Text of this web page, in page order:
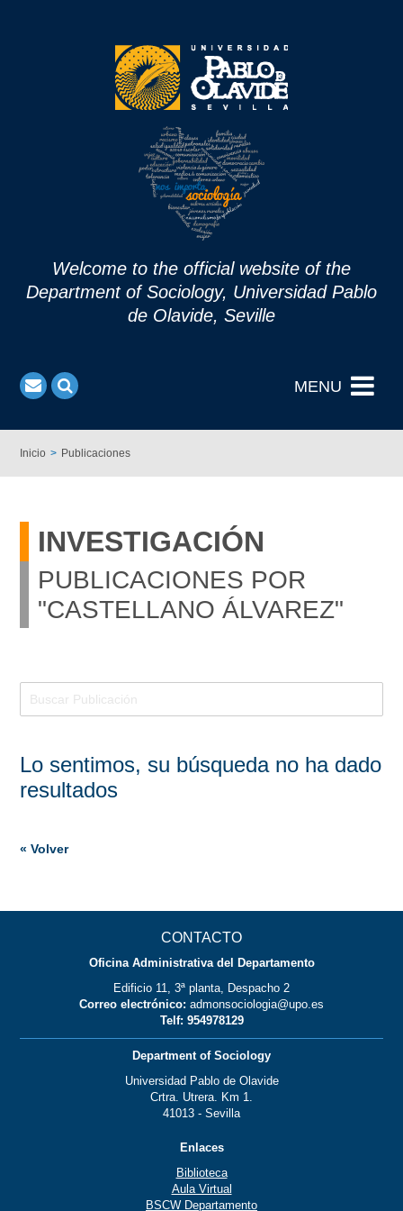
Welcome to the official website of the
Department of Sociology, Universidad Pablo
de Olavide, Seville
MENU
Inicio Publicaciones
INVESTIGACIÓN
PUBLICACIONES POR
"CASTELLANO ÁLVAREZ"
Lo sentimos, su búsqueda no ha dado
resultados
« Volver
CONTACTO
Oficina Administrativa del Departamento
Edificio 11, 3ª planta, Despacho 2
Correo electrónico: admonsociologia@upo.es
Telf: 954978129
Department of Sociology
Universidad Pablo de Olavide
Crtra. Utrera. Km 1.
41013 - Sevilla
Enlaces
Biblioteca
Aula Virtual
BSCW Departamento